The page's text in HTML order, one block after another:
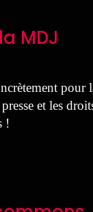
MDJ
pour
et les
!